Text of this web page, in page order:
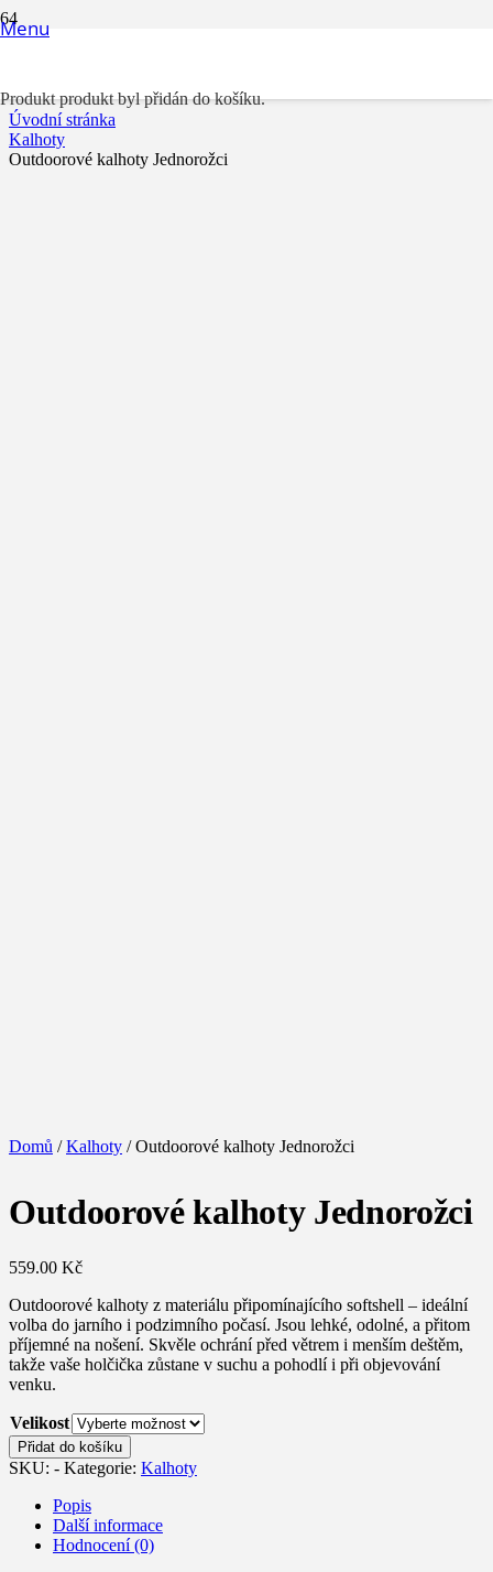
Menu
Produktprodukt byl přidán do košíku.
Úvodní stránka
Kalhoty
Outdoorové kalhoty Jednorožci
Domů /Kalhoty / Outdoorové kalhoty Jednorožci
Outdoorové kalhoty Jednorožci
559.00 Kč
Outdoorové kalhoty z materiálu připomínajícího softshell – ideální
volba do jarního i podzimního počasí. Jsou lehké, odolné, a přitom
příjemné na nošení. Skvěle ochrání před větrem i menším deštěm,
takže vaše holčička zůstane v suchu a pohodlí i při objevování
venku.
Velikost
Outdoorové
kalhoty
množství
Přidat do košíku
SKU: - Kategorie: Kalhoty
Popis
Další informace
Hodnocení (0)